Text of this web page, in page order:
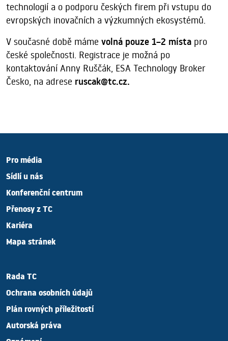
technologií a o podporu českých firem při vstupu do
evropských inovačních a výzkumných ekosystémů.
V současné době máme volná pouze 1–2 místa pro
české společnosti. Registrace je možná po
kontaktování Anny Ruščák, ESA Technology Broker
Česko, na adrese ruscak@tc.cz.
Pro média
Sídlí u nás
Konferenční centrum
Přenosy z TC
Kariéra
Mapa stránek
Rada TC
Ochrana osobních údajů
Plán rovných příležitostí
Autorská práva